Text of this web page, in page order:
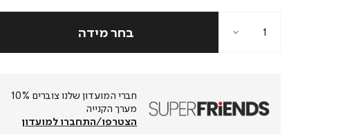
חברי המועדון שלנו צוברים 10%
מערך הקנייה
הצטרפו/התחברו למועדון